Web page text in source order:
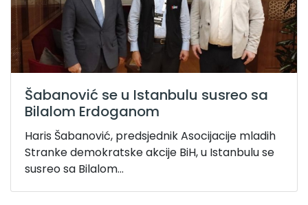
Šabanović se u Istanbulu susreo sa
Bilalom Erdoganom
Haris Šabanović, predsjednik Asocijacije mladih
Stranke demokratske akcije BiH, u Istanbulu se
susreo sa Bilalom...